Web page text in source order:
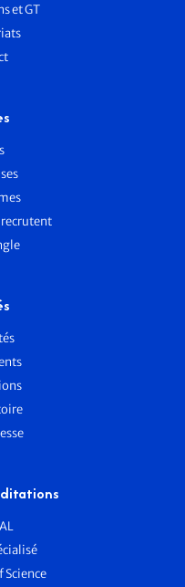
et GT
Science